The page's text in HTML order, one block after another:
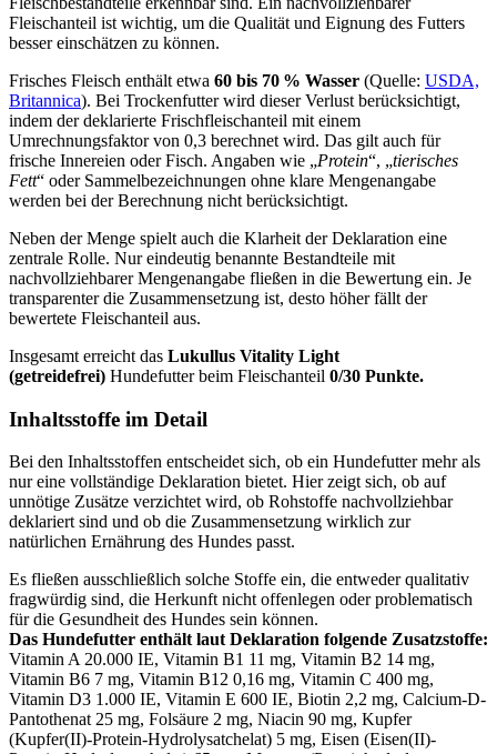
Fleischanteil ist wichtig, um die Qualität und Eignung des Futters
besser einschätzen zu können.
Frisches Fleisch enthält etwa 60 bis 70 % Wasser (Quelle: USDA,
Britannica). Bei Trockenfutter wird dieser Verlust berücksichtigt,
indem der deklarierte Frischfleischanteil mit einem
Umrechnungsfaktor von 0,3 berechnet wird. Das gilt auch für
frische Innereien oder Fisch. Angaben wie „Protein“, „tierisches
Fett“ oder Sammelbezeichnungen ohne klare Mengenangabe
werden bei der Berechnung nicht berücksichtigt.
Neben der Menge spielt auch die Klarheit der Deklaration eine
zentrale Rolle. Nur eindeutig benannte Bestandteile mit
nachvollziehbarer Mengenangabe fließen in die Bewertung ein. Je
transparenter die Zusammensetzung ist, desto höher fällt der
bewertete Fleischanteil aus.
Insgesamt erreicht das Lukullus Vitality Light
(getreidefrei) Hundefutter beim Fleischanteil 0/30 Punkte.
Inhaltsstoffe im Detail
Bei den Inhaltsstoffen entscheidet sich, ob ein Hundefutter mehr als
nur eine vollständige Deklaration bietet. Hier zeigt sich, ob auf
unnötige Zusätze verzichtet wird, ob Rohstoffe nachvollziehbar
deklariert sind und ob die Zusammensetzung wirklich zur
natürlichen Ernährung des Hundes passt.
Es fließen ausschließlich solche Stoffe ein, die entweder qualitativ
fragwürdig sind, die Herkunft nicht offenlegen oder problematisch
für die Gesundheit des Hundes sein können.
Das Hundefutter enthält laut Deklaration folgende Zusatzstoffe:
Vitamin A 20.000 IE, Vitamin B1 11 mg, Vitamin B2 14 mg,
Vitamin B6 7 mg, Vitamin B12 0,16 mg, Vitamin C 400 mg,
Vitamin D3 1.000 IE, Vitamin E 600 IE, Biotin 2,2 mg, Calcium-D-
Pantothenat 25 mg, Folsäure 2 mg, Niacin 90 mg, Kupfer
(Kupfer(II)-Protein-Hydrolysatchelat) 5 mg, Eisen (Eisen(II)-